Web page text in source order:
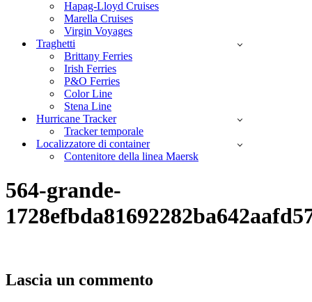
Hapag-Lloyd Cruises
Marella Cruises
Virgin Voyages
Traghetti
Brittany Ferries
Irish Ferries
P&O Ferries
Color Line
Stena Line
Hurricane Tracker
Tracker temporale
Localizzatore di container
Contenitore della linea Maersk
564-grande-
Lascia un commento